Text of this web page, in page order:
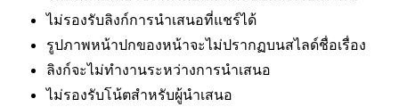
ไม่รองรับลิงก์การนำเสนอที่แชร์ได้
รูปภาพหน้าปกของหน้าจะไม่ปรากฏบนสไลด์ชื่อเรื่อง
ลิงก์จะไม่ทำงานระหว่างการนำเสนอ
ไม่รองรับโน้ตสำหรับผู้นำเสนอ